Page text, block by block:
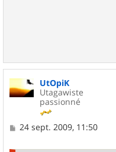
UtOpiK
Utagawiste
passionné
M
24 sept. 2009, 11:50